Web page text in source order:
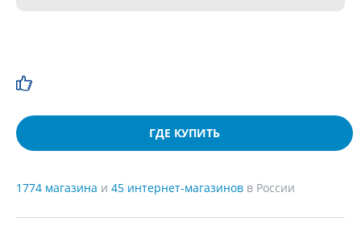
ГДЕ КУПИТЬ
1774 магазина и 45 интернет-магазинов в России